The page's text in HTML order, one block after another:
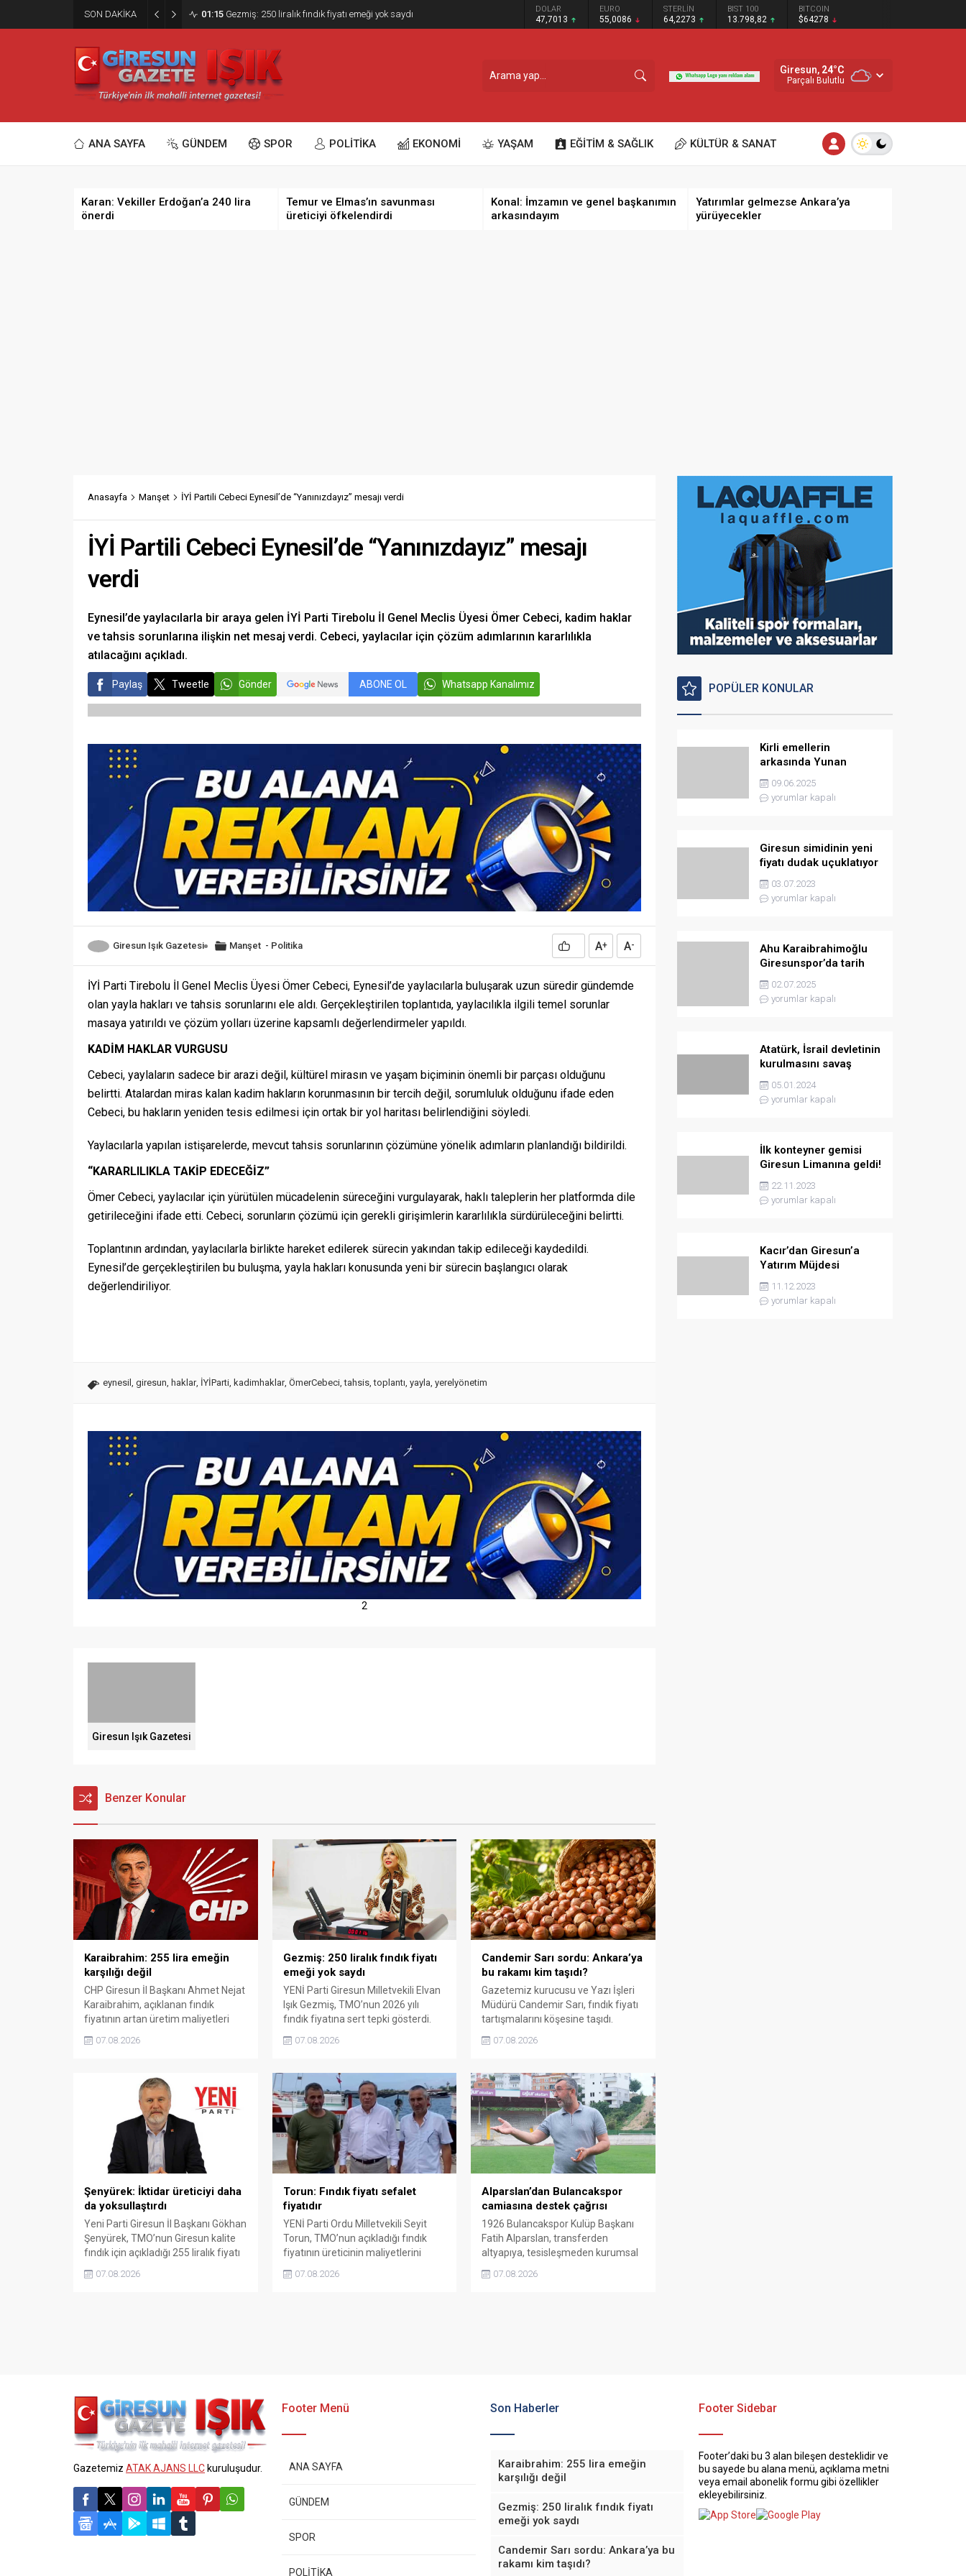
SON DAKİKA 01:15 Gezmiş: 250 liralık fındık fiyatı emeği yok saydı DOLAR
47,7013
EURO
55,0086
STERLİN
64,2273
BIST 100
13.798,82
BITCOIN
$64278
Giresun, 24°C
Parçalı Bulutlu
ANA SAYFA GÜNDEM SPOR POLİTİKA EKONOMİ YAŞAM EĞİTİM & SAĞLIK KÜLTÜR & SANAT
Karan: Vekiller Erdoğan’a 240 lira
önerdi
Temur ve Elmas’ın savunması
üreticiyi öfkelendirdi
Konal: İmzamın ve genel başkanımın
arkasındayım
Yatırımlar gelmezse Ankara’ya
yürüyecekler
Anasayfa Manşet İYİ Partili Cebeci Eynesil’de “Yanınızdayız” mesajı verdi
İYİ Partili Cebeci Eynesil’de “Yanınızdayız” mesajı
verdi
Eynesil’de yaylacılarla bir araya gelen İYİ Parti Tirebolu İl Genel Meclis Üyesi Ömer Cebeci, kadim haklar
ve tahsis sorunlarına ilişkin net mesaj verdi. Cebeci, yaylacılar için çözüm adımlarının kararlılıkla
atılacağını açıkladı.
Paylaş Tweetle Gönder ABONE OL Whatsapp Kanalımız
Giresun Işık Gazetesi Manşet - Politika A+ A-
İYİ Parti Tirebolu İl Genel Meclis Üyesi Ömer Cebeci, Eynesil’de yaylacılarla buluşarak uzun süredir gündemde
olan yayla hakları ve tahsis sorunlarını ele aldı. Gerçekleştirilen toplantıda, yaylacılıkla ilgili temel sorunlar
masaya yatırıldı ve çözüm yolları üzerine kapsamlı değerlendirmeler yapıldı.
KADİM HAKLAR VURGUSU
Cebeci, yaylaların sadece bir arazi değil, kültürel mirasın ve yaşam biçiminin önemli bir parçası olduğunu
belirtti. Atalardan miras kalan kadim hakların korunmasının bir tercih değil, sorumluluk olduğunu ifade eden
Cebeci, bu hakların yeniden tesis edilmesi için ortak bir yol haritası belirlendiğini söyledi.
Yaylacılarla yapılan istişarelerde, mevcut tahsis sorunlarının çözümüne yönelik adımların planlandığı bildirildi.
“KARARLILIKLA TAKİP EDECEĞİZ”
Ömer Cebeci, yaylacılar için yürütülen mücadelenin süreceğini vurgulayarak, haklı taleplerin her platformda dile
getirileceğini ifade etti. Cebeci, sorunların çözümü için gerekli girişimlerin kararlılıkla sürdürüleceğini belirtti.
Toplantının ardından, yaylacılarla birlikte hareket edilerek sürecin yakından takip edileceği kaydedildi.
Eynesil’de gerçekleştirilen bu buluşma, yayla hakları konusunda yeni bir sürecin başlangıcı olarak
değerlendiriliyor.
eynesil , giresun, haklar, İYİParti, kadimhaklar, ÖmerCebeci,tahsis,toplantı, yayla, yerelyönetim
2
Giresun Işık Gazetesi
Benzer Konular
Karaibrahim: 255 lira emeğin
karşılığı değil
CHP Giresun İl Başkanı Ahmet Nejat
Karaibrahim, açıklanan fındık
fiyatının artan üretim maliyetleri
belirterek, üreticinin emeğinin
sürdürülebilir üretim için fiyat
politikasının yeniden
değerlendirilmesi gerektiğini
07.08.2026
Gezmiş: 250 liralık fındık fiyatı
emeği yok saydı
YENİ Parti Giresun Milletvekili Elvan
Işık Gezmiş, TMO’nun 2026 yılı
fındık fiyatına sert tepki gösterdi.
maliyetlerini karşılamadığını belirten
geldiğinde üretici de yok sayacaktır”
dedi.
07.08.2026
Candemir Sarı sordu: Ankara’ya
bu rakamı kim taşıdı?
Gazetemiz kurucusu ve Yazı İşleri
Müdürü Candemir Sarı, fındık fiyatı
tartışmalarını köşesine taşıdı.
ulaştığı bir dönemde Ankara’ya 240
iddiasını gündeme getiren Sarı,
Giresun milletvekillerini açık ve net
bir cevap vermeye çağırdı.
07.08.2026
Şenyürek: İktidar üreticiyi daha
da yoksullaştırdı
Yeni Parti Giresun İl Başkanı Gökhan
Şenyürek, TMO’nun Giresun kalite
fındık için açıkladığı 255 liralık fiyatı
Artışın yıllık enflasyonun altında
07.08.2026
Torun: Fındık fiyatı sefalet
fiyatıdır
YENİ Parti Ordu Milletvekili Seyit
Torun, TMO’nun açıkladığı fındık
fiyatının üreticinin maliyetlerini
fiyatın yeniden belirlenmesini
07.08.2026
Alparslan’dan Bulancakspor
camiasına destek çağrısı
1926 Bulancakspor Kulüp Başkanı
Fatih Alparslan, transferden
altyapıya, tesisleşmeden kurumsal
önemli adımlar attıklarını belirterek
07.08.2026
POPÜLER KONULAR
Kirli emellerin
arkasında Yunan
istihbaratı var
09.06.2025
yorumlar kapalı
Giresun simidinin yeni
fiyatı dudak uçuklatıyor
03.07.2023
yorumlar kapalı
Ahu Karaibrahimoğlu
Giresunspor’da tarih
yazmaya hazırlanıyor
02.07.2025
yorumlar kapalı
Atatürk, İsrail devletinin
kurulmasını savaş
sebebi olarak ilân
etmişti
05.01.2024
yorumlar kapalı
İlk konteyner gemisi
Giresun Limanına geldi!
22.11.2023
yorumlar kapalı
Kacır’dan Giresun’a
Yatırım Müjdesi
11.12.2023
yorumlar kapalı
Gazetemiz ATAK AJANS LLC kuruluşudur.
Footer Menü
ANA SAYFA
GÜNDEM
SPOR
POLİTİKA
Son Haberler
Karaibrahim: 255 lira emeğin
karşılığı değil
Gezmiş: 250 liralık fındık fiyatı
emeği yok saydı
Candemir Sarı sordu: Ankara’ya bu
rakamı kim taşıdı?
Footer Sidebar
Footer’daki bu 3 alan bileşen desteklidir ve
bu sayede bu alana menü, açıklama metni
veya email abonelik formu gibi özellikler
ekleyebilirsiniz.